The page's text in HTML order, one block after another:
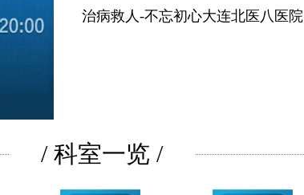
治病救人-不忘初心大连北医八医院
/ 科室一览 /